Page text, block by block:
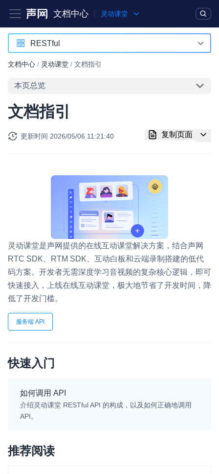
文档中心 灵动课堂
产品 解决方案
突破传统文字交互模式，与 AI 进行高拟真、自然流畅的实时语
音对话
一整套低延时、高并发、可扩展、高可靠的实时消息及状态同步
即时通讯 IM NEW
一整套高可靠、低时延、高并发、安全、全球化的即时聊天云服
务。
融合 CDN 直播
对接国内外多家 CDN 供应商，提供一个整体播放体验最佳的
CDN 直播方案
媒体流加速
实时互动扩展能力
实时转录翻译
快速实现实时的语音转写功能
微呼叫
RESTful
Android
iOS
Web
Electron
RESTful
文档中心 / 灵动课堂 / 文档指引
本页总览
文档指引
更新时间 2026/05/06 11:21:40 复制页面
灵动课堂是声网提供的在线互动课堂解决方案，结合声网
RTC SDK、RTM SDK、互动白板和云端录制搭建的低代
码方案。开发者无需深度学习音视频的复杂核心逻辑，即可
快速接入，上线在线互动课堂，极大地节省了开发时间，降
低了开发门槛。
服务端 API
快速入门
如何调用 API
介绍灵动课堂 RESTful API 的构成，以及如何正确地调用
API。
推荐阅读